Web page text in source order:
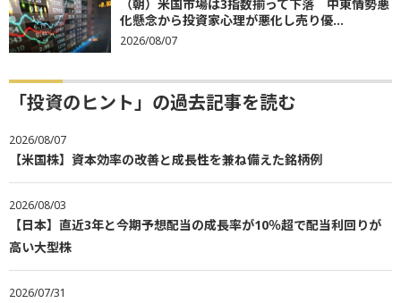
（朝）米国市場は3指数揃って下落 中東情勢悪
化懸念から投資家心理が悪化し売り優...
2026/08/07
「投資のヒント」の過去記事を読む
2026/08/07
【米国株】資本効率の改善と成長性を兼ね備えた銘柄例
2026/08/03
【日本】直近3年と今期予想配当の成長率が10％超で配当利回りが
高い大型株
2026/07/31